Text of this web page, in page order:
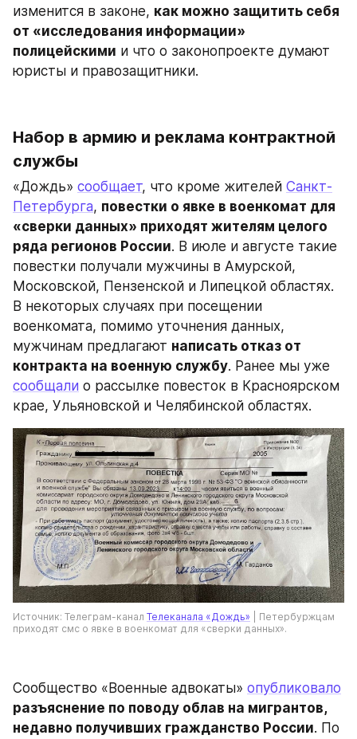
изменится в законе, как можно защитить себя
от «исследования информации»
полицейскими и что о законопроекте думают
юристы и правозащитники.
Набор в армию и реклама контрактной
службы
«Дождь» сообщает, что кроме жителей Санкт-
Петербурга, повестки о явке в военкомат для
«сверки данных» приходят жителям целого
ряда регионов России. В июле и августе такие
повестки получали мужчины в Амурской,
Московской, Пензенской и Липецкой областях.
В некоторых случаях при посещении
военкомата, помимо уточнения данных,
мужчинам предлагают написать отказ от
контракта на военную службу
сообщали о рассылке повесток в Красноярском
крае, Ульяновской и Челябинской областях.
Источник: Телеграм-канал Телеканала «Дождь» | Петербуржцам
приходят смс о явке в военкомат для «сверки данных».
Сообщество «Военные адвокаты» опубликовало
разъяснение по поводу облав на мигрантов,
недавно получивших гражданство России. По